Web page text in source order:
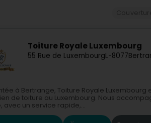
Toiture Royale Luxembourg
55 Rue de LuxembourgL-8077
à Bertrange, Toiture Royale
de toiture au Luxembourg. Nous
avec un service rapide,...